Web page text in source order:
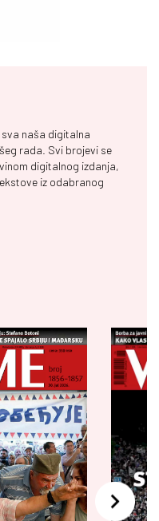
naša digitalna
rada. Svi brojevi se
digitalnog izdanja,
iz odabranog